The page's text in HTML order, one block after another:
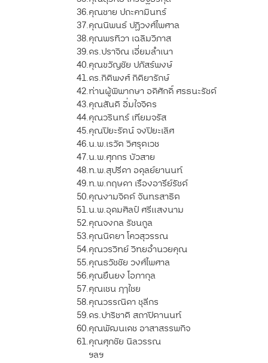
36.คุณชาย ปถะคามินทร์
37.คุณนิพนธ์ ปฏิวงศ์ไพศาล
38.คุณพรทิวา เฉลิมวิภาส
39.ดร.ปราจิณ เอี่ยมลำเนา
40.คุณขวัญชัย ปภัสร์พงษ์
41.ดร.กิติพงศ์ กิติยารักษ์
42.ท่านผู้พิพากษา อดิศักดิ์ ศรธนะรัชต์
43.คุณสันติ อิ่มใจจิตร
44.คุณวรินทร์ เทียมจรัส
45.คุณปิยะรัตน์ จงปิยะเลิศ
46.น.พ.เรวัต วิศรุตเวช
47.น.พ.ศุภกร บัวสาย
48.ท.พ.สุปรีดา อดุลย์ยานนท์
49.ท.พ.กฤษดา เรืองอารีย์รัชต์
50.คุณงามจิตต์ จันทรสาธิต
51.น.พ.อุดมศิลป์ ศรีแสงนาม
52.คุณจงกล รัชนกูล
53.คุณนิตยา โควสุวรรณ
54.คุณวรวิทย์ วิทยอำนวยคุณ
55.คุณธวัชชัย วงศ์ไพศาล
56.คุณยืนยง โอภากุล
57.คุณเชน ฦาใชย
58.คุณวรรณิดา ชุลีกร
59.ดร.ปาริชาติ สถาปิตานนท์
60.คุณพัฒนเดช อาสาสรรพกิจ
61.คุณศุภชัย นิลวรรณ
ฯลฯ